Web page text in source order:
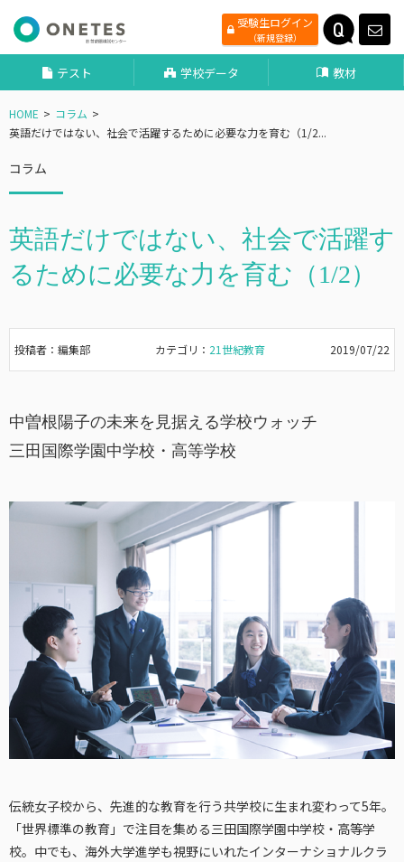
受験生ログイン
（新規登録）
テスト 学校データ 教材
HOME
コラム
英語だけではない、社会で活躍するために必要な力を育む（1/2...
コラム
英語だけではない、社会で活躍す
るために必要な力を育む（1/2）
投稿者：編集部 カテゴリ： 21世紀教育 2019/07/22
中曽根陽子の未来を見据える学校ウォッチ
三田国際学園中学校・高等学校
伝統女子校から、先進的な教育を行う共学校に生まれ変わって5年。
「世界標準の教育」で注目を集める三田国際学園中学校・高等学
校。中でも、海外大学進学も視野にいれたインターナショナルクラ